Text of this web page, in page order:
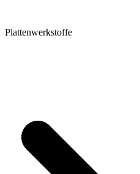
Plattenwerkstoffe